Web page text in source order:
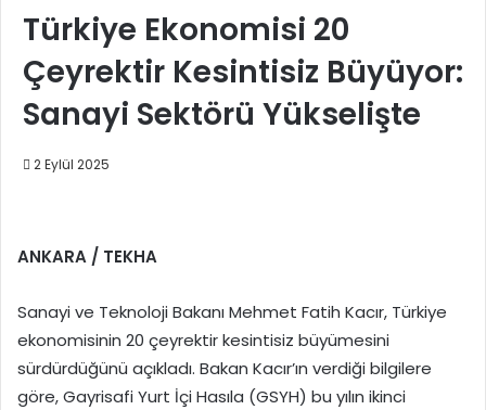
Türkiye Ekonomisi 20
Çeyrektir Kesintisiz Büyüyor:
Sanayi Sektörü Yükselişte
2 Eylül 2025
ANKARA / TEKHA
Sanayi ve Teknoloji Bakanı Mehmet Fatih Kacır, Türkiye
ekonomisinin 20 çeyrektir kesintisiz büyümesini
sürdürdüğünü açıkladı. Bakan Kacır’ın verdiği bilgilere
göre, Gayrisafi Yurt İçi Hasıla (GSYH) bu yılın ikinci